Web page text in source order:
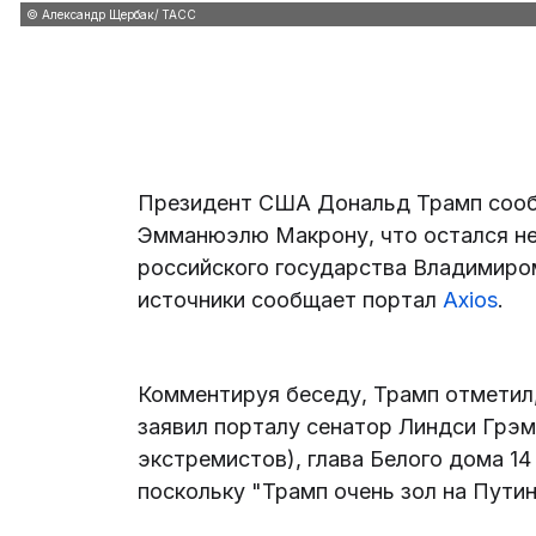
© Александр Щербак/ ТАСС
Президент США Дональд Трамп
Эмманюэлю Макрону, что остался
российского государства
источники сообщает портал Axios.
Комментируя беседу, Трамп
заявил порталу сенатор Линдси
экстремистов), глава Белого дома
поскольку "Трамп очень зол на